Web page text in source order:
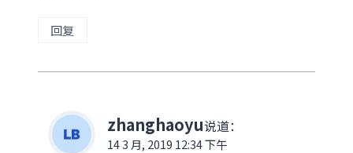
回复
zhanghaoyu说道：
14 3 月, 2019 12:34 下午